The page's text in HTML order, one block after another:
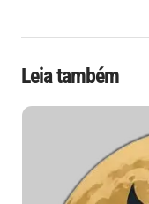
Leia também